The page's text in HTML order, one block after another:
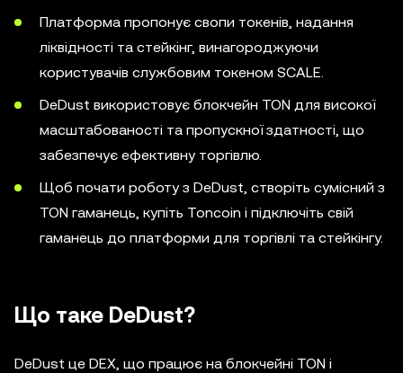
Платформа пропонує свопи токенів, надання
ліквідності та стейкінг, винагороджуючи
користувачів службовим токеном SCALE.
DeDust використовує блокчейн TON для високої
масштабованості та пропускної здатності, що
забезпечує ефективну торгівлю.
Щоб почати роботу з DeDust, створіть сумісний з
TON гаманець, купіть Toncoin і підключіть свій
гаманець до платформи для торгівлі та стейкінгу.
Що таке DeDust?
DeDust це DEX, що працює на блокчейні TON і